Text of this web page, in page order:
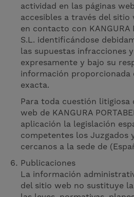
actividad en las páginas
accesibles a través del sitio
en contacto con KANGURA
S.L. identificándose
las supuestas infracciones
expresamente y bajo su
información proporcionada
exacta.
Para toda cuestión litigiosa
web de KANGURA
aplicación la legislación
competentes los Juzgados
cercanos a la sede de
Publicaciones
La información
del sitio web no sustituye